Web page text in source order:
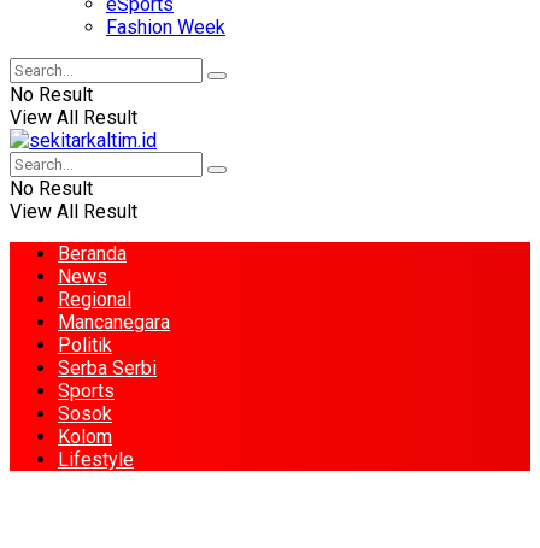
Fashion Week
No Result
View All Result
No Result
View All Result
Beranda
News
Regional
Mancanegara
Politik
Serba Serbi
Sports
Sosok
Kolom
Lifestyle